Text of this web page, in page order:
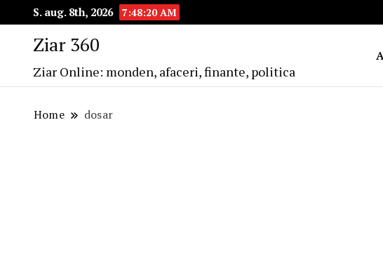
S. aug. 8th, 2026 7:48:20 AM
Ziar 360
Ziar Online: monden, afaceri, finante, politica
Home dosar